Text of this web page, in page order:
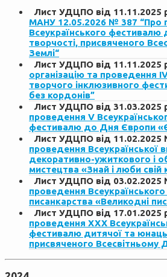
Лист УДЦПО від 11.11.2025
МАНУ 12.05.2026 № 387 “Про
Всеукраїнського фестивалю
творчості, присвяченого
Землі“
Лист УДЦПО від 11.11.2025
організацію та проведення
творчого інклюзивного
без кордонів”
Лист УДЦПО від 31.03.2025
проведення V
фестивалю до Дня Європи
Лист УДЦПО від 11.02.2025
проведення Всеукраїнської
декоративно-ужиткового і
мистецтва «Знай і люби свій
Лист УДЦПО від 03.02.2025
проведення Всеукраїнського
писанкарства «Великодні
Лист УДЦПО від 17.01.2025
проведення ХХХ
фестивалю дитячої та
присвяченого Всесвітньому